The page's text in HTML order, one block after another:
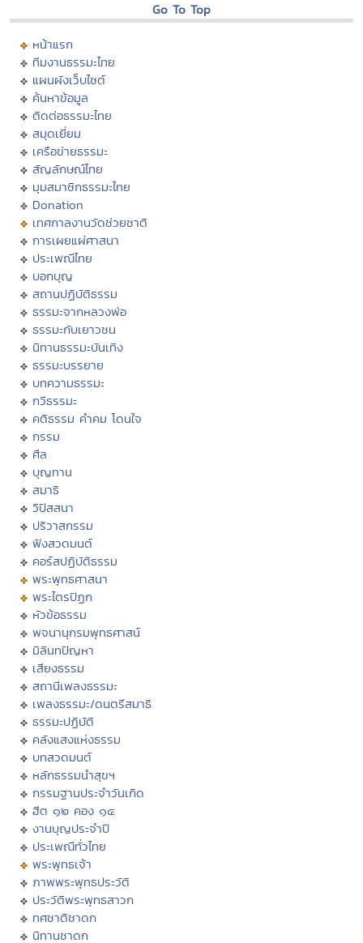
Go To Top
หน้าแรก
ทีมงานธรรมะไทย
แผนผังเว็บไซต์
ค้นหาข้อมูล
ติดต่อธรรมะไทย
สมุดเยี่ยม
เครือข่ายธรรมะ
สัญลักษณ์ไทย
มุมสมาชิกธรรมะไทย
Donation
เทศกาลงานวัดช่วยชาติ
การเผยแผ่ศาสนา
ประเพณีไทย
บอกบุญ
สถานปฏิบัติธรรม
ธรรมะจากหลวงพ่อ
ธรรมะกับเยาวชน
นิทานธรรมะบันเทิง
ธรรมะบรรยาย
บทความธรรมะ
กวีธรรมะ
คติธรรม คำคม โดนใจ
กรรม
ศีล
บุญทาน
สมาธิ
วิปัสสนา
ปริวาสกรรม
ฟังสวดมนต์
คอร์สปฏิบัติธรรม
พระพุทธศาสนา
พระไตรปิฏก
หัวข้อธรรม
พจนานุกรมพุทธศาสน์
มิลินทปัญหา
เสียงธรรม
สถานีเพลงธรรมะ
เพลงธรรมะ/ดนตรีสมาธิ
ธรรมะปฏิบัติ
คลังแสงแห่งธรรม
บทสวดมนต์
หลักธรรมนำสุขฯ
กรรมฐานประจำวันเกิด
ฮีต ๑๒ คอง ๑๔
งานบุญประจำปี
ประเพณีทั่วไทย
พระพุทธเจ้า
ภาพพระพุทธประวัติ
ประวัติพระพุทธสาวก
ทศชาติชาดก
นิทานชาดก